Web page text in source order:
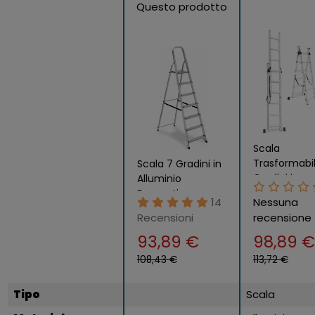
Questo prodotto
Scala 7 Gradini in
Alluminio
Domestica
Soppalco Scalini
Max 150kg Soffitta
Casa
14
Recensioni
93,89 €
108,43 €
Scala
Gradini in
Alluminio
Pieghevole
Altezza 2,7m
Nessuna
recensione
98,89 €
113,72 €
Tipo
Scala